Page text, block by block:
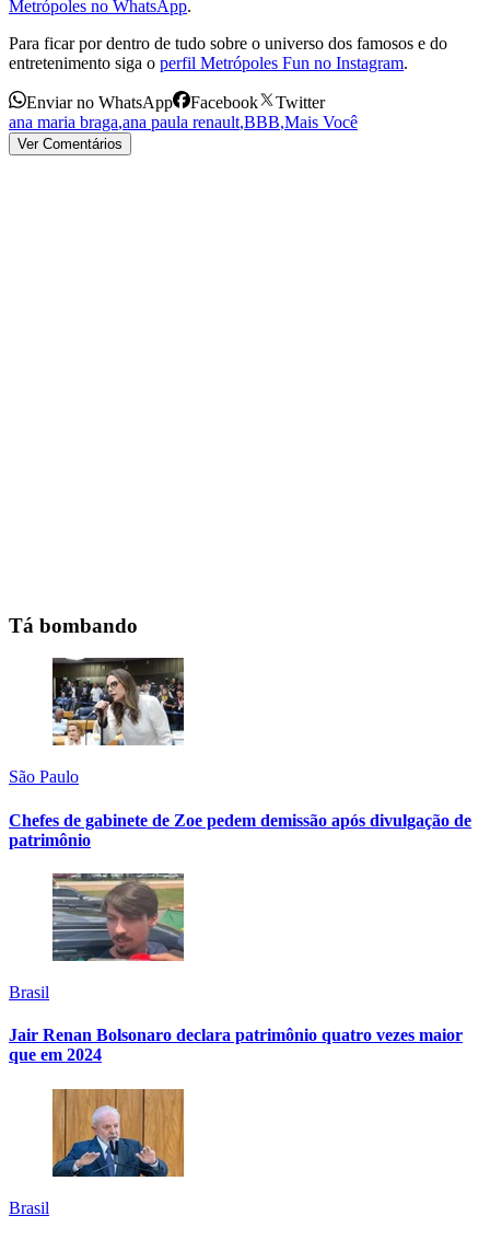
Metrópoles no WhatsApp.
Para ficar por dentro de tudo sobre o universo dos famosos e do
entretenimento siga o perfil Metrópoles Fun no Instagram.
Enviar no WhatsApp Facebook
Twitter
ana maria braga,ana paula renault,BBB,Mais Você
Ver Comentários
Tá bombando
São Paulo
Chefes de gabinete de Zoe pedem demissão após divulgação de
patrimônio
Brasil
Jair Renan Bolsonaro declara patrimônio quatro vezes maior
que em 2024
Brasil